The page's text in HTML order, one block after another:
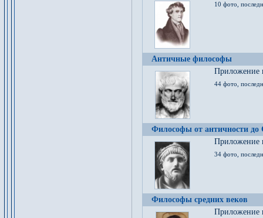
10 фото,
Античные философы
Приложение
44 фото,
Философы от античности до
Приложение
34 фото,
Философы средних веков
Приложение